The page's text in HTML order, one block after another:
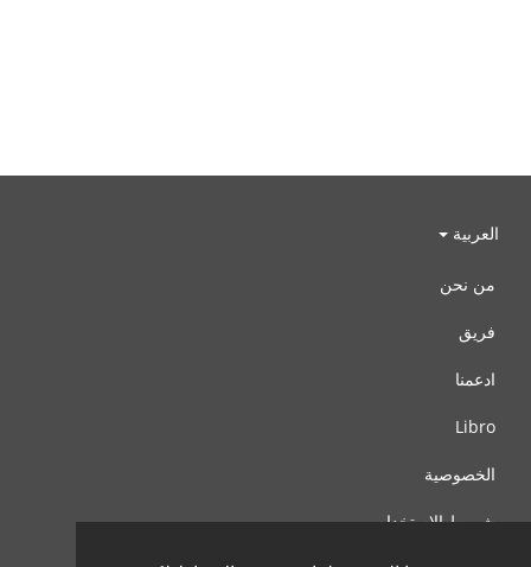
العربية
من نحن
فريق
ادعمنا
Libro
الخصوصية
شروط الإستخدام